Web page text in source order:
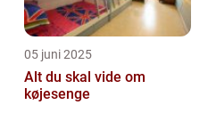
05 juni 2025
Alt du skal vide om
køjesenge